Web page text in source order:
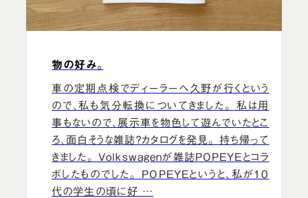
物の好み。
車の定期点検でディーラーへ久野が行くという
ので、私も気分転換についてきました。 私は用
事もないので、展示車を物色して遊んでいたとこ
ろ、面白そうな雑誌？カタログを発見。 持ち帰って
きました。 Volkswagenが雑誌POPEYEとコラ
ボしたものでした。 POPEYEというと、私が10
代の学生の頃に好 …